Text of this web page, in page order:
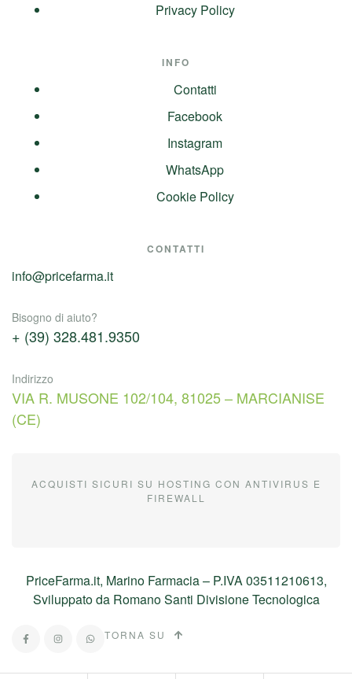
Privacy Policy
INFO
Contatti
Facebook
Instagram
WhatsApp
Cookie Policy
CONTATTI
info@pricefarma.it
Bisogno di aiuto?
+ (39) 328.481.9350
Indirizzo
VIA R. MUSONE 102/104, 81025 – MARCIANISE
(CE)
ACQUISTI SICURI SU HOSTING CON ANTIVIRUS E
FIREWALL
PriceFarma.it, Marino Farmacia – P.IVA 03511210613,
Sviluppato da Romano Santi Divisione Tecnologica
TORNA SU